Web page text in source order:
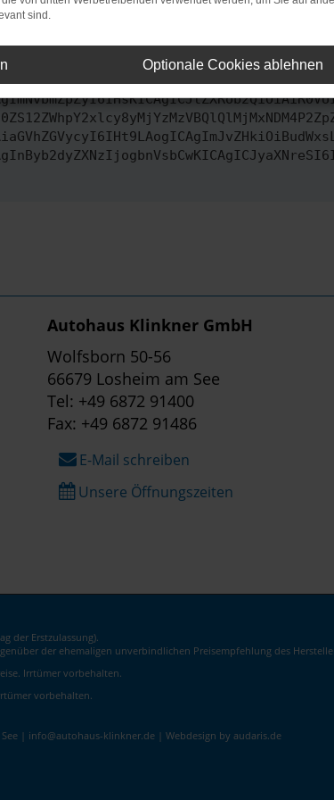
kontaktiere uns bitte. Wir werden versuchen, das
Autohaus Klinkner GmbH
Wolfsborn 50-56
66679 Losheim am See
Tel: +49 6872 91400
Fax: +49 6872 91486
E-Mail schreiben
Unsere Öffnungszeiten
der Erstzulassung).
der ehemaligen unverbindlichen Preisempfehlung des
Irrtümer vorbehalten.
vorbehalten.
| info@autohaus-klinkner.de | Webdesign by audaris.de
sind.
Optionale Cookies ablehnen